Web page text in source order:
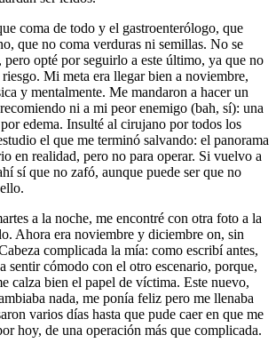
coma de todo y el gastroenterólogo, que
que no coma verduras ni semillas. No se
pero opté por seguirlo a este último, ya que no
Mi meta era llegar bien a noviembre,
y mentalmente. Me mandaron a hacer un
ni a mi peor enemigo (bah, sí): una
edema. Insulté al cirujano por todos los
el que me terminó salvando: el panorama
en realidad, pero no para operar. Si vuelvo a
sí que no zafó, aunque puede ser que no
a la noche, me encontré con otra foto a la
Ahora era noviembre y diciembre on, sin
complicada la mía: como escribí antes,
sentir cómodo con el otro escenario, porque,
calza bien el papel de víctima. Este nuevo,
nada, me ponía feliz pero me llenaba
varios días hasta que pude caer en que me
hoy, de una operación más que complicada.